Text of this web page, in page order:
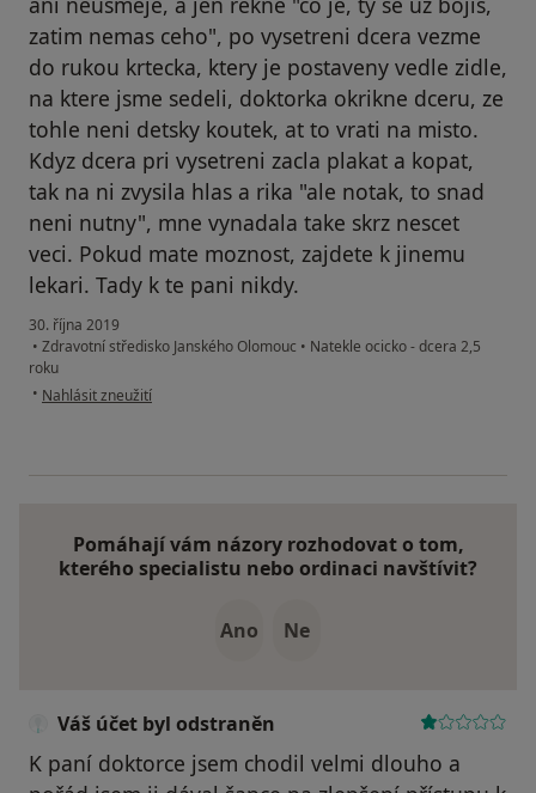
zatim nemas ceho", po vysetreni dcera vezme
do rukou krtecka, ktery je postaveny vedle zidle,
na ktere jsme sedeli, doktorka okrikne dceru, ze
tohle neni detsky koutek, at to vrati na misto.
Kdyz dcera pri vysetreni zacla plakat a kopat,
tak na ni zvysila hlas a rika "ale notak, to snad
neni nutny", mne vynadala take skrz nescet
veci. Pokud mate moznost, zajdete k jinemu
lekari. Tady k te pani nikdy.
30. října 2019
• Zdravotní středisko Janského Olomouc • Natekle ocicko - dcera 2,5
roku
• podle názoru uživatele Váš účet byl odstraněn
Nahlásit zneužití
Pomáhají vám názory rozhodovat o tom,
kterého specialistu nebo ordinaci navštívit?
Ano Ne
Váš účet byl odstraněn
K paní doktorce jsem chodil velmi dlouho a